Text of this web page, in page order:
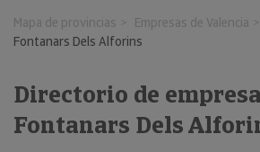
Mapa de provincias Empresas de Valencia
Fontanars Dels Alforins
Directorio de
Fontanars Dels